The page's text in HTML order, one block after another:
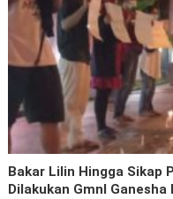
Bakar Lilin Hingga Sikap
Dilakukan GmnI Ganesha